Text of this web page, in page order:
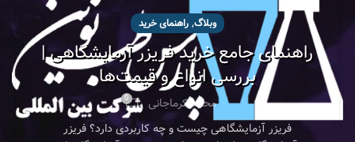
وبلاگ,راهنمای خرید
راهنمای جامع خرید فریزر آزمایشگاهی |
بررسی انواع و قیمت‌ها
محمد کرماجانی 0
فریزر آزمایشگاهی چیست و چه کاربردی دارد؟ فریزر